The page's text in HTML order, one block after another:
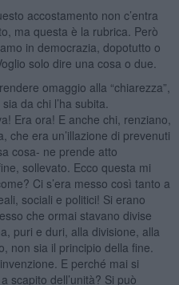
accostamento non c’entra
ma questa è la rubrica. Però
in democrazia, dopotutto o
solo dire una cosa o due.
omaggio alla “chiarezza”,
da chi l’ha subita.
Era ora! E anche chi, renziano,
che era un’illazione di prevenuti
cosa- ne prende atto
sollevato. Ecco questa mi
Ci s’era messo così tanto a
sociali e politici! Si erano
che ormai stavano divise
puri e duri, alla divisione, alla
non sia il principio della fine.
E perché mai si
scapito dell’unità? Si può